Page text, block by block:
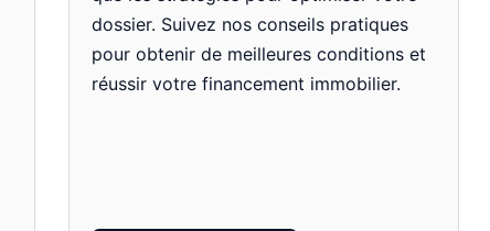
dossier. Suivez nos conseils pratiques
pour obtenir de meilleures conditions et
réussir votre financement immobilier.